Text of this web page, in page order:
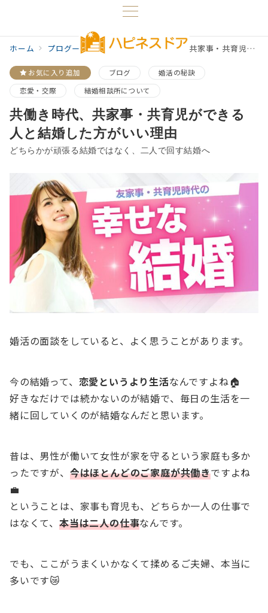
ホーム プログ一覧 ブログ 共働き時代、共家事・共育児ができる人と結婚した方がいい理由
お気に入り追加 ブログ
婚活の秘訣
恋愛・交際
結婚相談所について
共働き時代、共家事・共育児ができる
人と結婚した方がいい理由
どちらかが頑張る結婚ではなく、二人で回す結婚へ
婚活の面談をしていると、よく思うことがあります。
今の結婚って、 恋愛というより生活なんですよね🏠
好きなだけでは続かないのが結婚で、毎日の生活を一
緒に回していくのが結婚なんだと思います。
昔は、男性が働いて女性が家を守るという家庭も多か
ったですが、 今はほとんどのご家庭が共働きですよね
💼
ということは、家事も育児も、どちらか一人の仕事で
はなくて、 本当は二人の仕事なんです。
でも、ここがうまくいかなくて揉めるご夫婦、本当に
多いです😿